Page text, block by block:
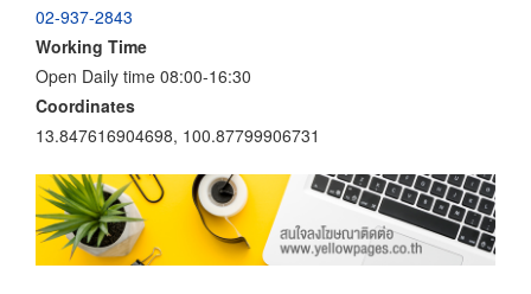
02-937-2843
Working Time
Open Daily time 08:00-16:30
Coordinates
13.847616904698, 100.87799906731